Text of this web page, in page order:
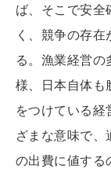
ば、そこで安全
く、競争の存
る。漁業経営
様、日本自体も
をつけている経
ざまな意味で
の出費に値する